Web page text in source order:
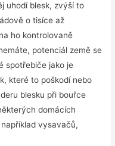
uhodí blesk, zvýší to
o tisíce až
ho kontrolovaně
potenciál země se
spotřebiče jako je
které to poškodí nebo
blesku při bouřce
domácích
vysavačů,